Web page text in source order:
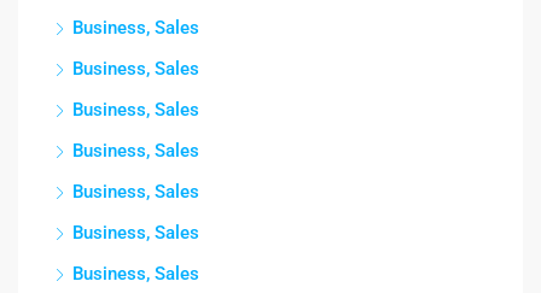
Business, Sales
Business, Sales
Business, Sales
Business, Sales
Business, Sales
Business, Sales
Business, Sales